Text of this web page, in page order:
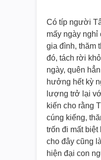
Có típ người
mấy ngày nghỉ
gia đình, thăm
đó, tách rời
ngày, quên
hưởng hết kỳ
lượng trở lại
kiến cho rằng
cúng kiếng,
trốn đi mất biệt
cho đây cũng
hiện đại con